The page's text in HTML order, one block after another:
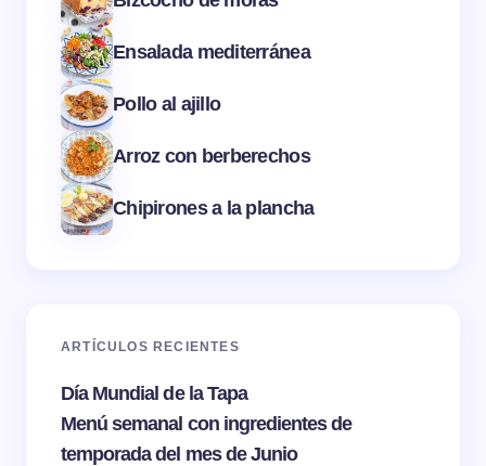
Ensalada mediterránea
Pollo al ajillo
Arroz con berberechos
Chipirones a la plancha
ARTÍCULOS RECIENTES
Día Mundial de la Tapa
Menú semanal con ingredientes de
temporada del mes de Junio